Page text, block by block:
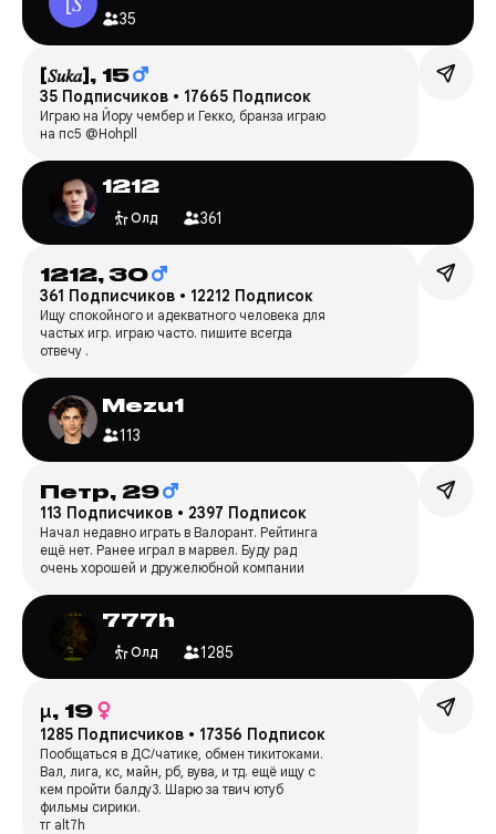
35
[𝑆𝑢𝑘𝑎], 15
35 Подписчиков • 17665 Подписок
Играю на Йору чембер и Гекко, бранза играю
на пс5 @Hohpll
1212
Олд 361
1212, 30
361 Подписчиков • 12212 Подписок
Ищу спокойного и адекватного человека для
частых игр. играю часто. пишите всегда
отвечу .
Mezu1
113
Петр, 29
113 Подписчиков • 2397 Подписок
Начал недавно играть в Валорант. Рейтинга
ещё нет. Ранее играл в марвел. Буду рад
очень хорошей и дружелюбной компании
777h
Олд 1285
μ, 19
1285 Подписчиков • 17356 Подписок
Пообщаться в ДС/чатике, обмен тикитоками.
Вал, лига, кс, майн, рб, вува, и тд. ещё ищу с
кем пройти балду3. Шарю за твич ютуб
фильмы сирики.
тг alt7h